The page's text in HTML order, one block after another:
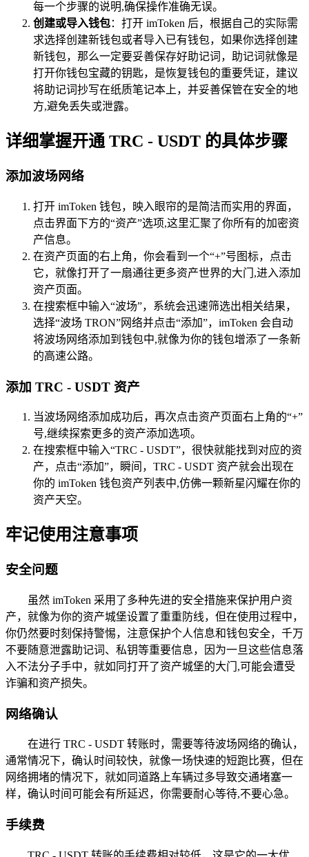
每一个步骤的说明,确保操作准确无误。
创建或导入钱包：打开 imToken 后，根据自己的实际需
求选择创建新钱包或者导入已有钱包，如果你选择创建
新钱包，那么一定要妥善保存好助记词，助记词就像是
打开你钱包宝藏的钥匙，是恢复钱包的重要凭证，建议
将助记词抄写在纸质笔记本上，并妥善保管在安全的地
方,避免丢失或泄露。
详细掌握开通 TRC - USDT 的具体步骤
添加波场网络
打开 imToken 钱包，映入眼帘的是简洁而实用的界面，
点击界面下方的“资产”选项,这里汇聚了你所有的加密资
产信息。
在资产页面的右上角，你会看到一个“+”号图标，点击
它，就像打开了一扇通往更多资产世界的大门,进入添加
资产页面。
在搜索框中输入“波场”，系统会迅速筛选出相关结果，
选择“波场 TRON”网络并点击“添加”，imToken 会自动
将波场网络添加到钱包中,就像为你的钱包增添了一条新
的高速公路。
添加 TRC - USDT 资产
当波场网络添加成功后，再次点击资产页面右上角的“+”
号,继续探索更多的资产添加选项。
在搜索框中输入“TRC - USDT”，很快就能找到对应的资
产，点击“添加”，瞬间，TRC - USDT 资产就会出现在
你的 imToken 钱包资产列表中,仿佛一颗新星闪耀在你的
资产天空。
牢记使用注意事项
安全问题
虽然 imToken 采用了多种先进的安全措施来保护用户资
产，就像为你的资产城堡设置了重重防线，但在使用过程中，
你仍然要时刻保持警惕，注意保护个人信息和钱包安全，千万
不要随意泄露助记词、私钥等重要信息，因为一旦这些信息落
入不法分子手中，就如同打开了资产城堡的大门,可能会遭受
诈骗和资产损失。
网络确认
在进行 TRC - USDT 转账时，需要等待波场网络的确认，
通常情况下，确认时间较快，就像一场快速的短跑比赛，但在
网络拥堵的情况下，就如同道路上车辆过多导致交通堵塞一
样，确认时间可能会有所延迟，你需要耐心等待,不要心急。
手续费